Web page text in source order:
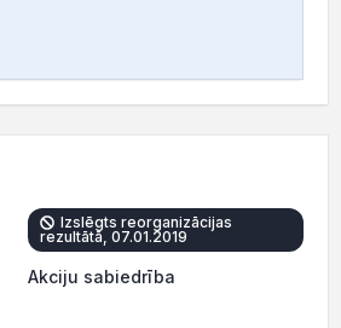
Izslēgts reorganizācijas
rezultātā, 07.01.2019
Akciju sabiedrība